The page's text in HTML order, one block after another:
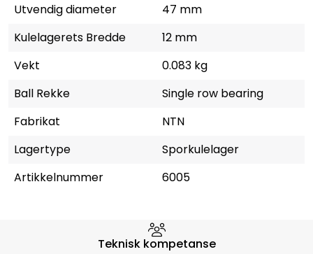
Utvendig diameter
47 mm
Kulelagerets Bredde
12 mm
Vekt
0.083 kg
Ball Rekke
Single row bearing
Fabrikat
NTN
Lagertype
Sporkulelager
Artikkelnummer
6005
Hvorfor velge Storm Halvorsen
Teknisk kompetanse